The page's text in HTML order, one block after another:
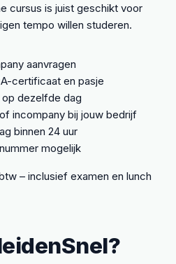
cursus is juist geschikt voor
tempo willen studeren.
aanvragen
certificaat en pasje
dezelfde dag
incompany bij jouw bedrijf
binnen 24 uur
mogelijk
– inclusief examen en lunch